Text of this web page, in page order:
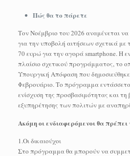
Πώς θα το πάρετε
Τον Νοέμβριο του 2026 αναμένεται
για την υποβολή αιτήσεων σχετικά με
70 ευρώ για την αγορά smartphone. Η
πλαίσιο σχετικού προγράμματος, το
Υπουργική Απόφαση που
Φεβρουάριο. Το πρόγραμμα
ενίσχυση της προσβασιμότητας και τη
εξυπηρέτησης των πολιτών με
Ακόμη οι ενδιαφερόμενοι θα πρέπει
1.Οι δικαιούχοι
Στο πρόγραμμα θα μπορούν να